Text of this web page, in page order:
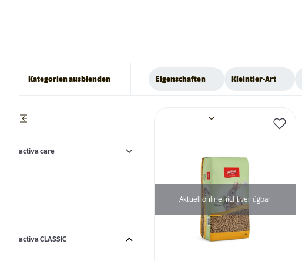
Kategorien ausblenden Eigenschaften Kleintier-Art
activa care
activa CLASSIC
Aktuell online nicht verfügbar